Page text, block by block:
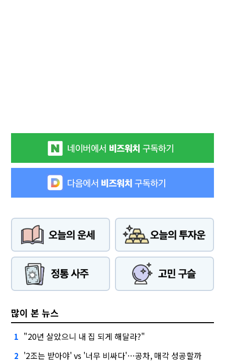
많이 본 뉴스
1 "20년 살았으니 내 집 되게 해달라?"
2 '2조는 받아야' vs '너무 비싸다'…공차, 매각 성공할까